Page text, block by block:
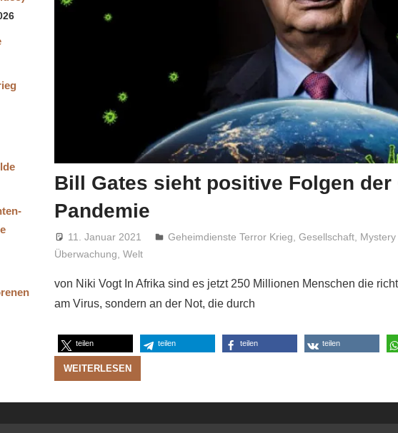
Bill Gates sieht positive Folgen der
Pandemie
11. Januar 2021 Niki Vogt
Geheimdienste Terror Krieg, Gesellschaft,
Überwachung,Welt
von Niki Vogt In Afrika sind es jetzt 250 Millionen Menschen die
am Virus, sondern an der Not, die durch
teilen teilen teilen teilen
WEITERLESEN